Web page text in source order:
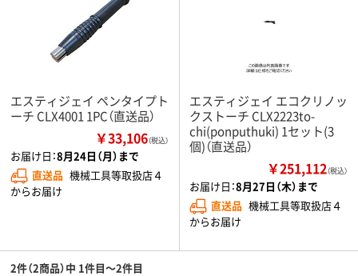
エスティジェイ ペンタイプト
ーチ CLX4001 1PC（直送品）
￥33,106（税込）
お届け日：8月24日（月）まで
直送品 機械工具等取扱店４
からお届け
エスティジェイ エコクリノッ
クストーチ CLX2223to-
chi(ponputhuki) 1セット(3
個)（直送品）
￥251,112（税込）
お届け日：8月27日（木）まで
直送品 機械工具等取扱店４
からお届け
2件（2商品）中 1件目～2件目